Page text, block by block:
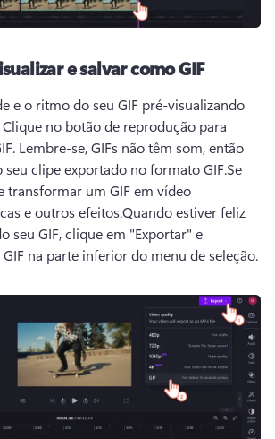
e salvar como GIF
e o ritmo do seu GIF pré-visualizando
Clique no botão de reprodução para
Lembre-se, GIFs não têm som, então
clipe exportado no formato GIF.Se
transformar um GIF em vídeo
e outros efeitos.Quando estiver feliz
seu GIF, clique em "Exportar" e
na parte inferior do menu de seleção.